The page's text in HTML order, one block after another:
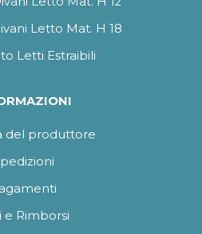
Letto Mat. H 18
Letti Estraibili
del produttore
e Rimborsi